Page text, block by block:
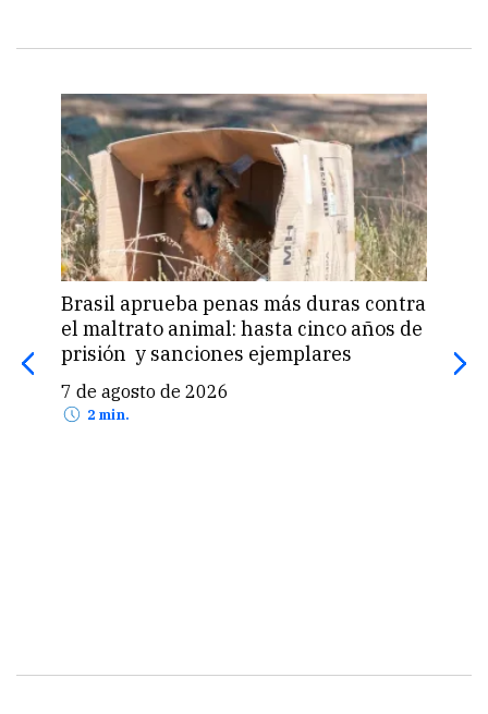
Brasil aprueba penas más duras contra
el maltrato animal: hasta cinco años de
prisión y sanciones ejemplares
7 de agosto de 2026
2 min.